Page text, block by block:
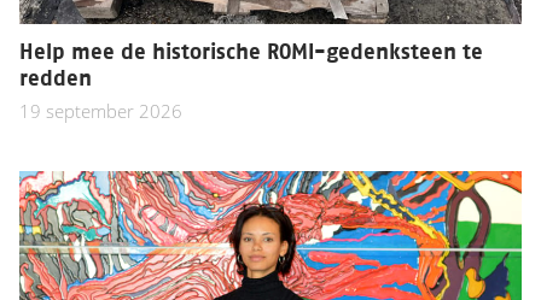
Help mee de historische ROMI-gedenksteen te
redden
19 september 2026